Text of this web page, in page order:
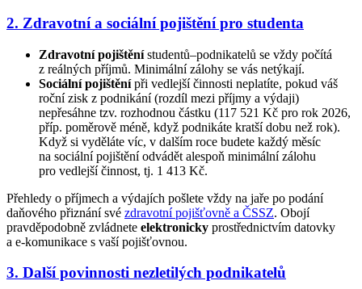
2. Zdravotní a sociální pojištění pro studenta
Zdravotní pojištěnístudentů–podnikatelů se vždy počítá
z reálných příjmů. Minimální zálohy se vás netýkají.
Sociální pojištěnípři vedlejší činnosti neplatíte, pokud váš
roční zisk z podnikání (rozdíl mezi příjmy a výdaji)
nepřesáhne tzv. rozhodnou částku (117 521 Kč pro rok 2026,
příp. poměrově méně, když podnikáte kratší dobu než rok).
Když si vyděláte víc, v dalším roce budete každý měsíc
na sociální pojištění odvádět alespoň minimální zálohu
pro vedlejší činnost, tj. 1 413 Kč.
Přehledy o příjmech a výdajích pošlete vždy na jaře po podání
daňového přiznání své zdravotní pojišťovně a ČSSZ. Obojí
pravděpodobně zvládnete elektronicky prostřednictvím datovky
a e-komunikace s vaší pojišťovnou.
3. Další povinnosti nezletilých podnikatelů